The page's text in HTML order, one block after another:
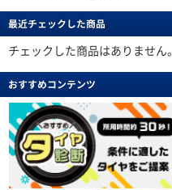
最近チェックした商品
チェックした商品はありません。
おすすめコンテンツ